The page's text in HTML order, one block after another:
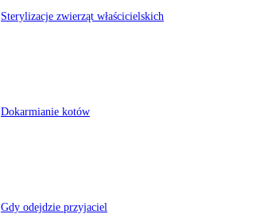
Sterylizacje zwierząt właścicielskich
Dokarmianie kotów
Gdy odejdzie przyjaciel